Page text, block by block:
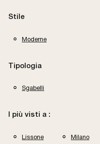
Stile
Moderne
Tipologia
Sgabelli
I più visti a :
Lissone Milano